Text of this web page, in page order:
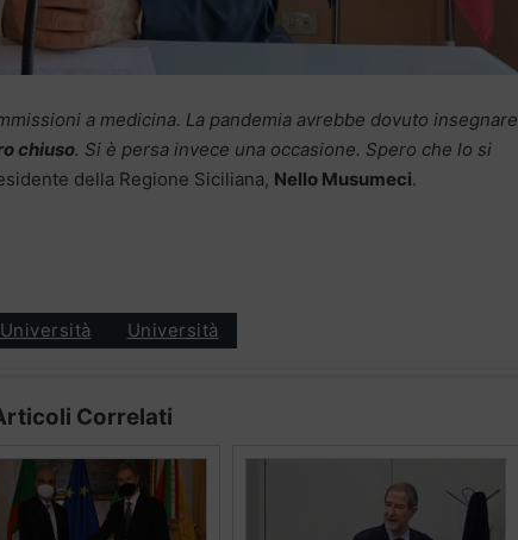
a medicina. La pandemia avrebbe dovuto insegnare
chiuso. Si è persa invece una occasione. Spero che lo si
della Regione Siciliana, Nello Musumeci.
Università
Correlati